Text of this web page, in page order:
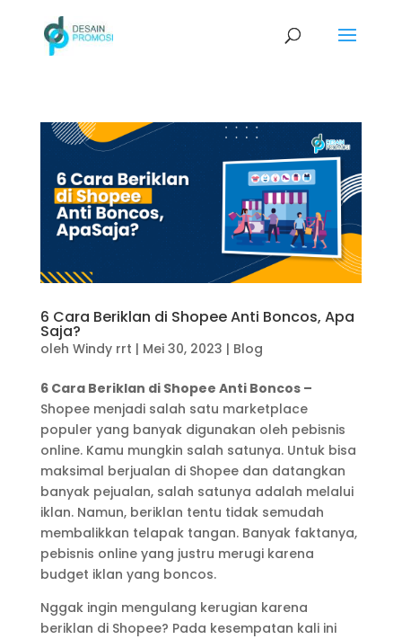
6 Cara Beriklan di Shopee Anti Boncos, Apa
Saja?
oleh Windy rrt | Mei 30, 2023 | Blog
6 Cara Beriklan di Shopee Anti Boncos –
Shopee menjadi salah satu marketplace
populer yang banyak digunakan oleh pebisnis
online. Kamu mungkin salah satunya. Untuk bisa
maksimal berjualan di Shopee dan datangkan
banyak pejualan, salah satunya adalah melalui
iklan. Namun, beriklan tentu tidak semudah
membalikkan telapak tangan. Banyak faktanya,
pebisnis online yang justru merugi karena
budget iklan yang boncos.
Nggak ingin mengulang kerugian karena
beriklan di Shopee? Pada kesempatan kali ini